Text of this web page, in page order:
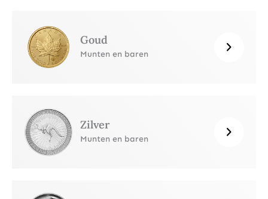
Goud
Munten en baren
Zilver
Munten en baren